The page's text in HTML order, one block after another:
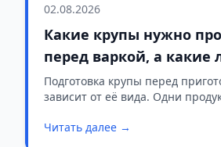
02.08.2026
Какие крупы нужно
перед варкой, а какие
готовить
Подготовка крупы перед
зависит от её вида. Одни
другие после контакта с водой
Читать далее →